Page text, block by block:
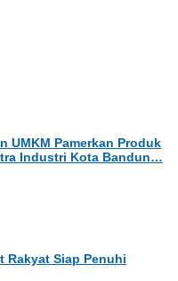
UMKM Pamerkan Produk
Industri Kota Bandun…
Rakyat Siap Penuhi